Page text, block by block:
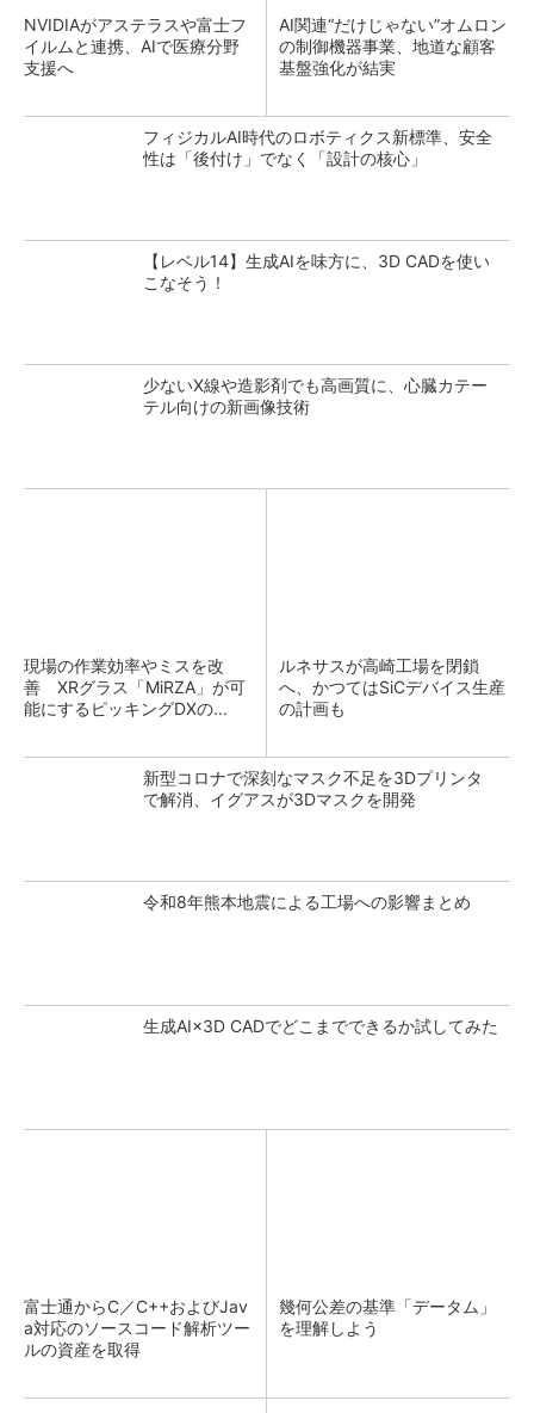
NVIDIAがアステラスや富士フ
イルムと連携、AIで医療分野
支援へ
AI関連“だけじゃない”オムロン
の制御機器事業、地道な顧客
基盤強化が結実
フィジカルAI時代のロボティクス新標準、安全
性は「後付け」でなく「設計の核心」
【レベル14】生成AIを味方に、3D CADを使い
こなそう！
少ないX線や造影剤でも高画質に、心臓カテー
テル向けの新画像技術
現場の作業効率やミスを改
善 XRグラス「MiRZA」が可
能にするピッキングDXの...
ルネサスが高崎工場を閉鎖
へ、かつてはSiCデバイス生産
の計画も
新型コロナで深刻なマスク不足を3Dプリンタ
で解消、イグアスが3Dマスクを開発
令和8年熊本地震による工場への影響まとめ
生成AI×3D CADでどこまでできるか試してみた
富士通からC／C++およびJav
a対応のソースコード解析ツー
ルの資産を取得
幾何公差の基準「データム」
を理解しよう